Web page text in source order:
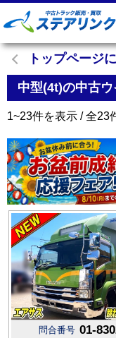
トップページ
中型(4t)の中古ウ
1~23件を表示 / 全23
問合番号 01-